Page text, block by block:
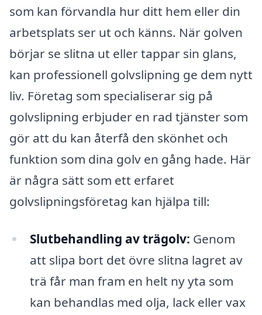
som kan förvandla hur ditt hem eller din
arbetsplats ser ut och känns. När golven
börjar se slitna ut eller tappar sin glans,
kan professionell golvslipning ge dem nytt
liv. Företag som specialiserar sig på
golvslipning erbjuder en rad tjänster som
gör att du kan återfå den skönhet och
funktion som dina golv en gång hade. Här
är några sätt som ett erfaret
golvslipningsföretag kan hjälpa till:
Slutbehandling av trägolv: Genom
att slipa bort det övre slitna lagret av
trä får man fram en helt ny yta som
kan behandlas med olja, lack eller vax